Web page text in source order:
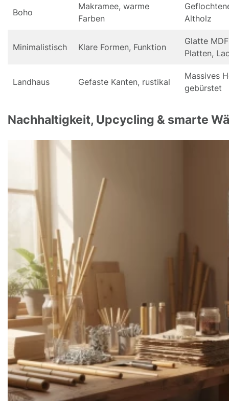
Boho
Makramee, warme
Farben
Altholz
Minimalistisch Klare Formen, Funktion
Glatte
Platten,
Landhaus Gefaste Kanten, rustikal
Massives
gebürstet
Nachhaltigkeit, Upcycling & smarte